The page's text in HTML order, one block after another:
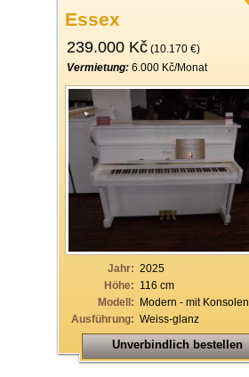
Essex
239.000 Kč (10.170 €)
Vermietung: 6.000 Kč/Monat
Jahr: 2025
Höhe: 116 cm
Modell: Modern - mit Konsolen
Ausführung: Weiss-glanz
Unverbindlich bestellen